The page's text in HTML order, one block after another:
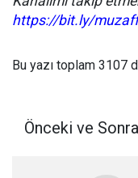
https://bit.ly/
Bu yazı toplam 3107
Önceki ve